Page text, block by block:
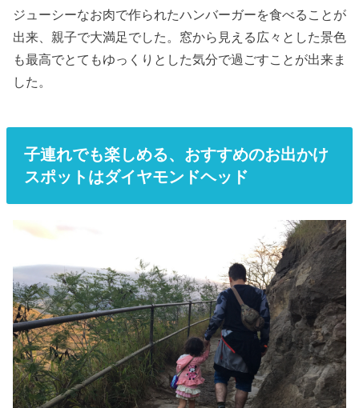
ジューシーなお肉で作られたハンバーガーを食べることが
出来、親子で大満足でした。窓から見える広々とした景色
も最高でとてもゆっくりとした気分で過ごすことが出来ま
した。
子連れでも楽しめる、おすすめのお出かけ
スポットはダイヤモンドヘッド